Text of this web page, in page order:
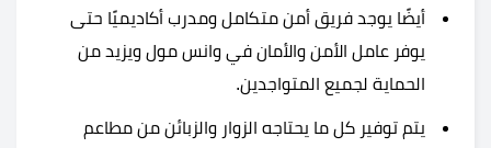
أيضًا يوجد فريق أمن متكامل ومدرب أكاديميًا حتى
يوفر عامل الأمن والأمان في وانس مول ويزيد من
الحماية لجميع المتواجدين.
يتم توفير كل ما يحتاجه الزوار والزبائن من مطاعم